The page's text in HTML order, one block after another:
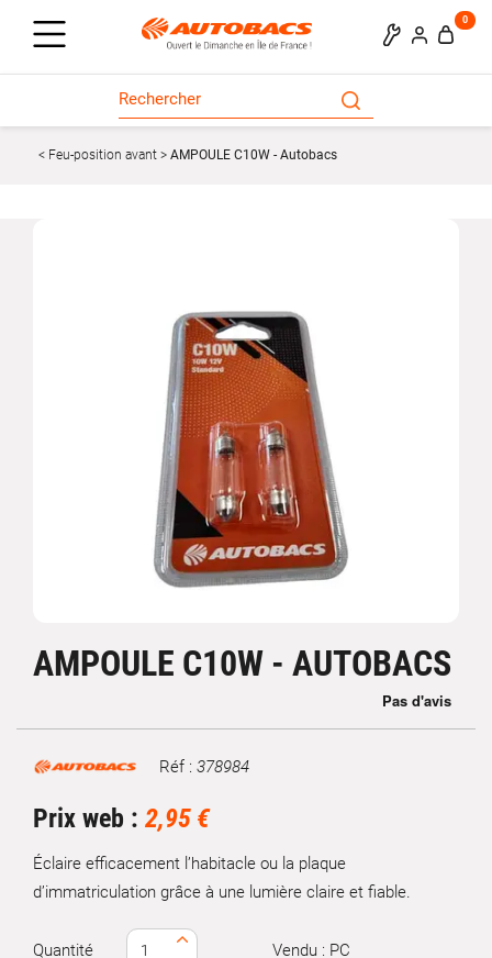
0
Feu-position avant AMPOULE C10W - Autobacs
AMPOULE C10W - AUTOBACS
Marque Réf : 378984
Prix web : 2,95 €
Éclaire efficacement l’habitacle ou la plaque
d’immatriculation grâce à une lumière claire et fiable.
Quantité Vendu : PC